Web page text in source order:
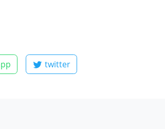
twitter